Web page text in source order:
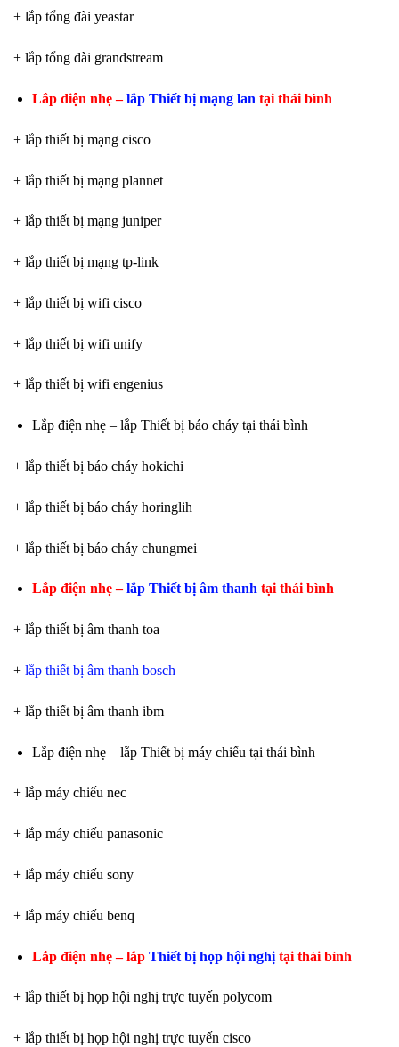
+ lắp tổng đài yeastar
+ lắp tổng đài grandstream
Lắp điện nhẹ –lắp Thiết bị mạng lan tại thái bình
+ lắp thiết bị mạng cisco
+ lắp thiết bị mạng plannet
+ lắp thiết bị mạng juniper
+ lắp thiết bị mạng tp-link
+ lắp thiết bị wifi cisco
+ lắp thiết bị wifi unify
+ lắp thiết bị wifi engenius
Lắp điện nhẹ – lắp Thiết bị báo cháy tại thái bình
+ lắp thiết bị báo cháy hokichi
+ lắp thiết bị báo cháy horinglih
+ lắp thiết bị báo cháy chungmei
Lắp điện nhẹ –lắp Thiết bị âm thanhtại thái bình
+ lắp thiết bị âm thanh toa
+ lắp thiết bị âm thanh bosch
+ lắp thiết bị âm thanh ibm
Lắp điện nhẹ – lắp Thiết bị máy chiếu tại thái bình
+ lắp máy chiếu nec
+ lắp máy chiếu panasonic
+ lắp máy chiếu sony
+ lắp máy chiếu benq
Lắp điện nhẹ – lắp Thiết bị họp hội nghịtại thái bình
+ lắp thiết bị họp hội nghị trực tuyến polycom
+ lắp thiết bị họp hội nghị trực tuyến cisco